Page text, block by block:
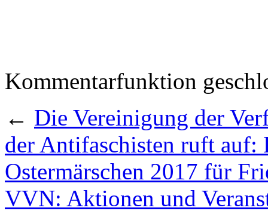
Kommentarfunktion
← Die Vereinigung der
der Antifaschisten ruft auf:
Ostermärschen 2017 für
VVN: Aktionen und